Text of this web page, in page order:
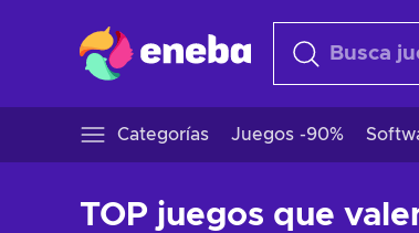
Categorías Juegos -90%
TOP juegos que